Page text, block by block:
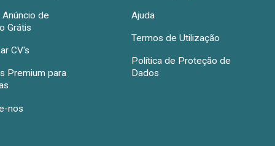
de
Grátis
CV's
Premium para
nos
Ajuda
Termos de Utilização
Política de Proteção de
Dados